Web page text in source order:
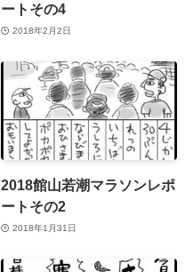
ートその4
2018年2月2日
2018館山若潮マラソンレポ
ートその2
2018年1月31日